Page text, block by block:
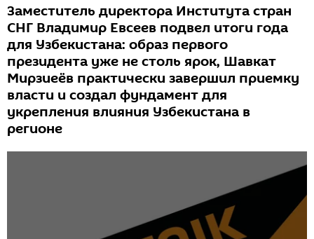
Заместитель директора Института стран
СНГ Владимир Евсеев подвел итоги года
для Узбекистана: образ первого
президента уже не столь ярок, Шавкат
Мирзиеёв практически завершил приемку
власти и создал фундамент для
укрепления влияния Узбекистана в
регионе